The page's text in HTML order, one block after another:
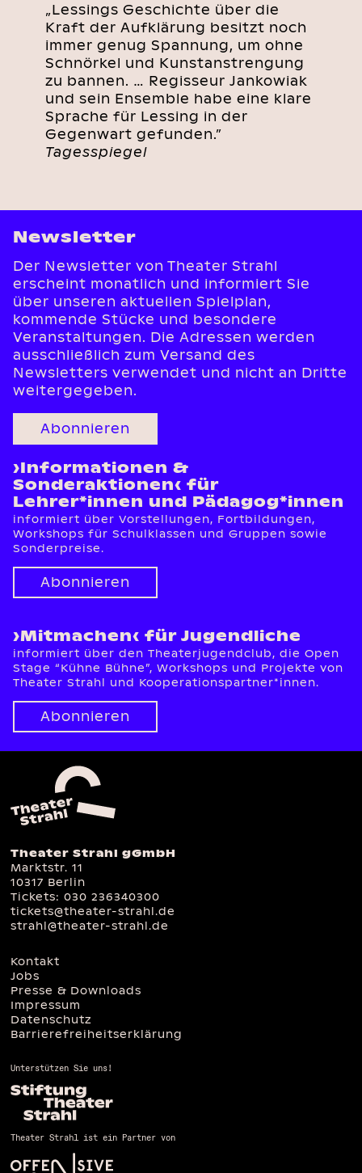
„Lessings Geschichte über die
Kraft der Aufklärung besitzt noch
immer genug Spannung, um ohne
Schnörkel und Kunstanstrengung
zu bannen. … Regisseur Jankowiak
und sein Ensemble habe eine klare
Sprache für Lessing in der
Gegenwart gefunden.”
Tagesspiegel
Newsletter
Der Newsletter von Theater Strahl
erscheint monatlich und informiert Sie
über unseren aktuellen Spielplan,
kommende Stücke und besondere
Veranstaltungen. Die Adressen werden
ausschließlich zum Versand des
Newsletters verwendet und nicht an Dritte
weitergegeben.
Abonnieren
›Informationen &
Sonderaktionen‹ für
Lehrer*innen und Pädagog*innen
informiert über Vorstellungen, Fortbildungen,
Workshops für Schulklassen und Gruppen sowie
Sonderpreise.
Abonnieren
›Mitmachen‹ für Jugendliche
informiert über den Theaterjugendclub, die Open
Stage “Kühne Bühne”, Workshops und Projekte von
Theater Strahl und Kooperationspartner*innen.
Abonnieren
Theater Strahl gGmbH
Marktstr. 11
10317 Berlin
Tickets:030 236340300
tickets@theater-strahl.de
strahl@theater-strahl.de
Kontakt
Jobs
Presse & Downloads
Impressum
Datenschutz
Barrierefreiheitserklärung
Unterstützen Sie uns!
Theater Strahl ist ein Partner von